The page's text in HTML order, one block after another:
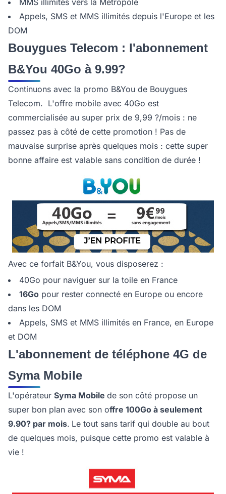
MMS illimités vers la Métropole
Appels, SMS et MMS illimités depuis l'Europe et les
DOM
Bouygues Telecom : l'abonnement
B&You 40Go à 9.99?
Continuons avec la promo B&You de Bouygues
Telecom. L'offre mobile avec 40Go est
commercialisée au super prix de 9,99 ?/mois : ne
passez pas à côté de cette promotion ! Pas de
mauvaise surprise après quelques mois : cette super
bonne affaire est valable sans condition de durée !
Avec ce forfait B&You, vous disposerez :
40Go pour naviguer sur la toile en France
16Go pour rester connecté en Europe ou encore
dans les DOM
Appels, SMS et MMS illimités en France, en Europe
et DOM
L'abonnement de téléphone 4G de
Syma Mobile
L'opérateur Syma Mobile de son côté propose un
super bon plan avec son offre 100Go à seulement
9.90? par mois. Le tout sans tarif qui double au bout
de quelques mois, puisque cette promo est valable à
vie !